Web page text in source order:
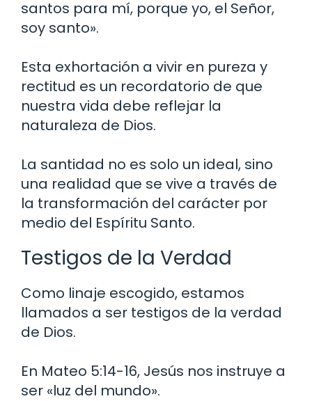
santos para mí, porque yo, el Señor,
soy santo».
Esta exhortación a vivir en pureza y
rectitud es un recordatorio de que
nuestra vida debe reflejar la
naturaleza de Dios.
La santidad no es solo un ideal, sino
una realidad que se vive a través de
la transformación del carácter por
medio del Espíritu Santo.
Testigos de la Verdad
Como linaje escogido, estamos
llamados a ser testigos de la verdad
de Dios.
En Mateo 5:14-16, Jesús nos instruye a
ser «luz del mundo».